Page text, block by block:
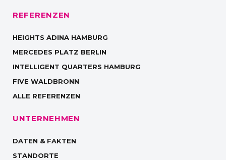
REFERENZEN
HEIGHTS ADINA HAMBURG
MERCEDES PLATZ BERLIN
INTELLIGENT QUARTERS HAMBURG
FIVE WALDBRONN
ALLE REFERENZEN
UNTERNEHMEN
DATEN & FAKTEN
STANDORTE